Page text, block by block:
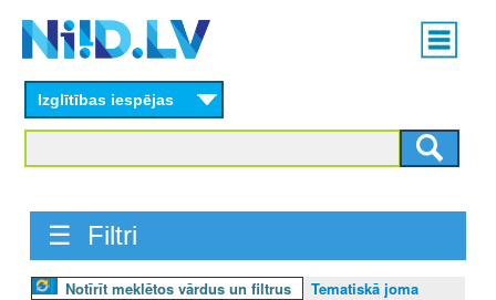
content
Main
menu
Izglītības iespējas
☰ Filtri
Notīrīt meklētos vārdus un filtrus
Tematiskā joma